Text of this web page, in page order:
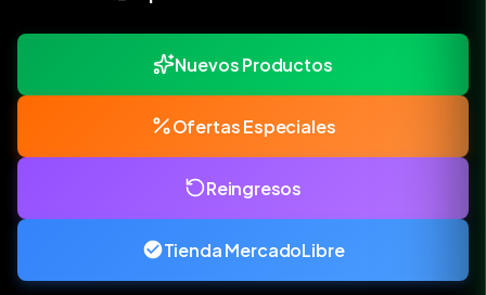
Nuevos Productos
Ofertas Especiales
Reingresos
Tienda MercadoLibre